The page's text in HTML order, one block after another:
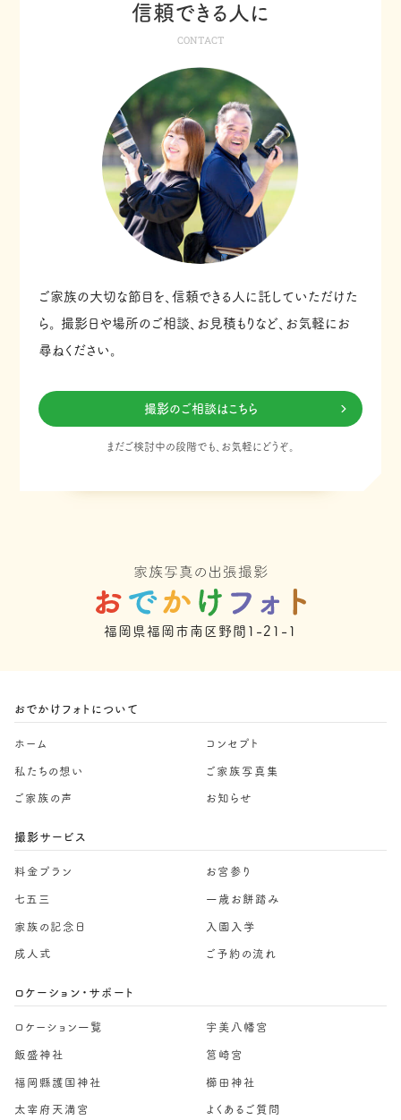
信頼できる人に
CONTACT
ご家族の大切な節目を、信頼できる人に託していただけた
ら。
撮影日や場所のご相談、お見積もりなど、お気軽にお
尋ねください。
撮影のご相談はこちら
まだご検討中の段階でも、お気軽にどうぞ。
福岡県福岡市南区野間1-21-1
おでかけフォトについて
ホーム コンセプト
私たちの想い ご家族写真集
ご家族の声 お知らせ
撮影サービス
料金プラン お宮参り
七五三 一歳お餅踏み
家族の記念日 入園入学
成人式 ご予約の流れ
ロケーション・サポート
ロケーション一覧 宇美八幡宮
飯盛神社 筥崎宮
福岡縣護国神社 櫛田神社
太宰府天満宮 よくあるご質問